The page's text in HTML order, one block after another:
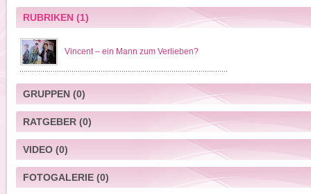
RUBRIKEN(1)
Vincent – ein Mann zum Verlieben?
GRUPPEN(0)
RATGEBER(0)
VIDEO(0)
FOTOGALERIE(0)